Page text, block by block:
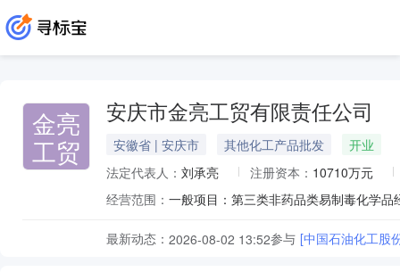
金亮
工贸
安庆市金亮工贸有限责任公司
安徽省 | 安庆市 其他化工产品批发
开业
法定代表人： 刘承亮 注册资本： 10710万元
经营范围：
最新动态： 2026-08-02 13:52参与 [中国石油化工股